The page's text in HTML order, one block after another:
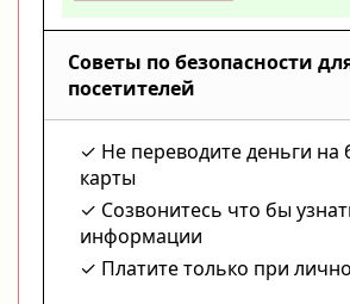
Советы по безопасности
посетителей
Не переводите деньги на
карты
Созвонитесь что бы
информации
Платите только при